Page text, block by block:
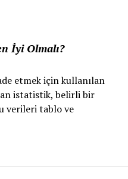
İyi Olmalı?
etmek için kullanılan
istatistik, belirli bir
verileri tablo ve